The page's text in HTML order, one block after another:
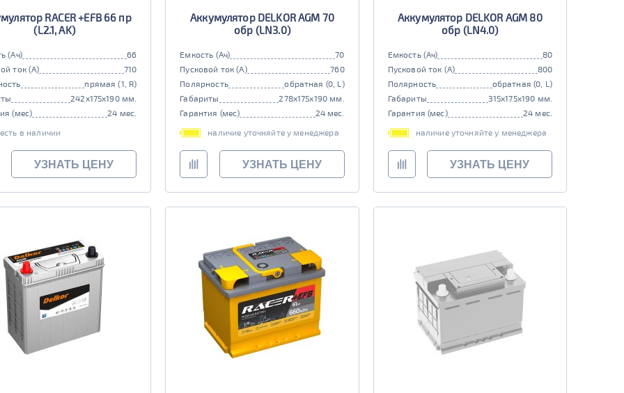
RACER +EFB 66 пр
(L2.1, AK)
(Ач)
66
ток (А)
710
прямая (1, R)
242x175x190 мм.
(мес)
24 мес.
есть в наличии
УЗНАТЬ ЦЕНУ
Аккумулятор DELKOR AGM 70
обр (LN3.0)
Емкость (Ач)
70
Пусковой ток (А)
760
Полярность
обратная (0, L)
Габариты
278x175x190 мм.
Гарантия (мес)
24 мес.
наличие уточняйте у менеджера
УЗНАТЬ ЦЕНУ
Аккумулятор DELKOR AGM 80
обр (LN4.0)
Емкость (Ач)
80
Пусковой ток (А)
800
Полярность
обратная (0, L)
Габариты
315x175x190 мм.
Гарантия (мес)
24 мес.
наличие уточняйте у менеджера
УЗНАТЬ ЦЕНУ